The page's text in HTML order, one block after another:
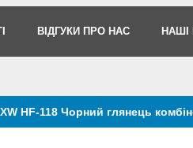
ВІДГУКИ ПРО НАС НАШІ
HF-118 Чорний глянець